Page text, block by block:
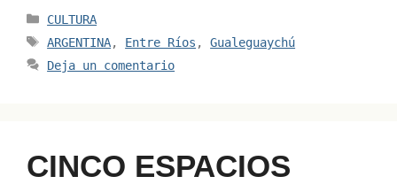
y
Li
n
l
dI
n
b
o
A d e
Categorías
CULTURA
Etiquetas
ARGENTINA, Entre Ríos ,Gualeguaychú
Deja un comentario
CINCO ESPACIOS